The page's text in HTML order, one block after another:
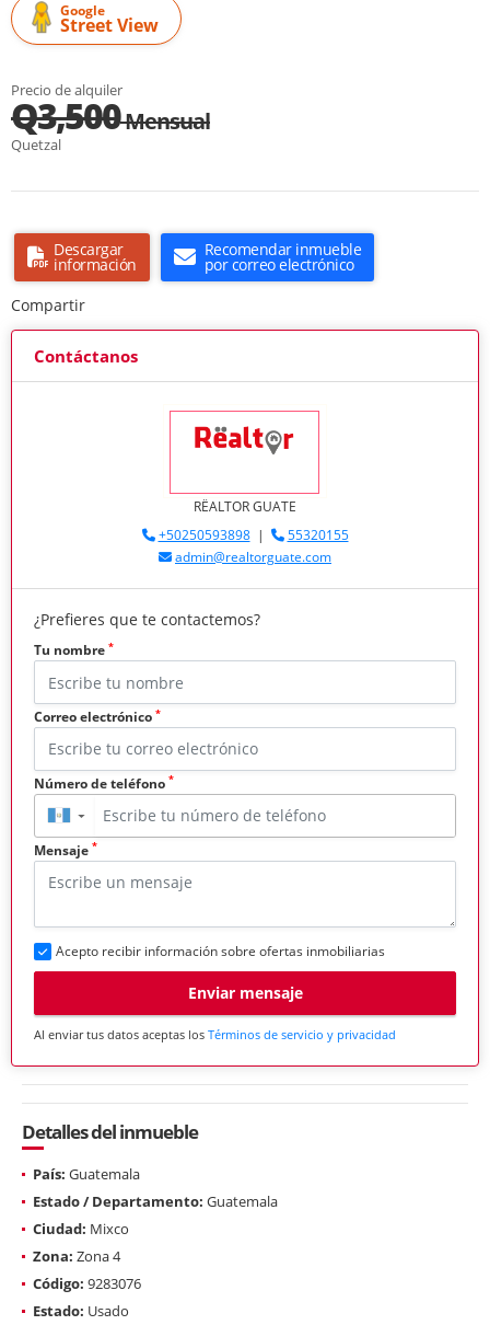
Google
Street View
Precio de alquiler
Q3,500Mensual
Quetzal
Descargar
información
Recomendar inmueble
por correo electrónico
Compartir
Contáctanos
RËALTOR GUATE
+50250593898|
55320155
admin@realtorguate.com
¿Prefieres que te contactemos?
Tu nombre *
Correo electrónico *
Número de teléfono *
▼
Mensaje *
Acepto recibir información sobre ofertas inmobiliarias
Enviar mensaje
Al enviar tus datos aceptas los Términos de servicio y privacidad
Detalles del inmueble
País: Guatemala
Estado / Departamento: Guatemala
Ciudad: Mixco
Zona: Zona 4
Código: 9283076
Estado: Usado